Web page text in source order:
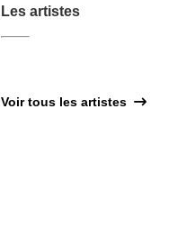
Les artistes
Voir tous les artistes